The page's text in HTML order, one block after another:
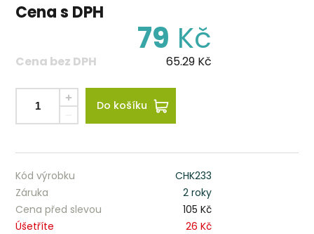
Cena s DPH
79 Kč
Cena bez DPH 65.29 Kč
Do košíku
Kód výrobku
CHK233
Záruka
2 roky
Cena před slevou
105 Kč
Úšetříte
26 Kč